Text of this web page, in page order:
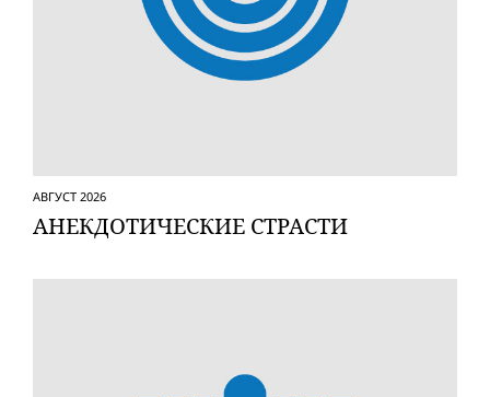
АВГУСТ 2026
АНЕКДОТИЧЕСКИЕ СТРАСТИ